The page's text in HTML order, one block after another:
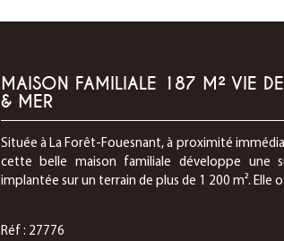
MAISON FAMILIALE 187 M² VIE
& MER
Située à La Forêt-Fouesnant, à proximité
cette belle maison familiale développe une
implantée sur un terrain de plus de 1 200 m². Elle
Réf : 27776